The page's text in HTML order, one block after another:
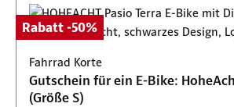
Rabatt -50%
Fahrrad Korte
Gutschein für ein E-Bike:
(Größe S)